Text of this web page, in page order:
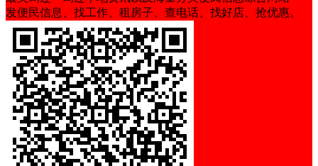
发便民信息、找工作、租房子、查电话、找好店、抢优惠。